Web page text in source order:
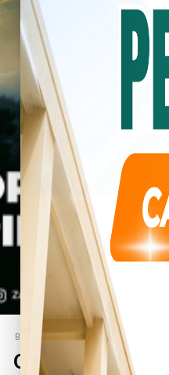
BY ABDILLAH 18 OKTOBER
Orang-orang